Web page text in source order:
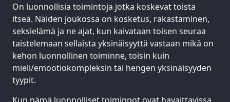
On luonnollisia toimintoja jotka koskevat toista
itseä. Näiden joukossa on kosketus, rakastaminen,
seksielämä ja ne ajat, kun kaivataan toisen seuraa
taistelemaan sellaista yksinäisyyttä vastaan mikä on
kehon luonnollinen toiminne, toisin kuin
mieli/emootiokompleksin tai hengen yksinäisyyden
tyypit.